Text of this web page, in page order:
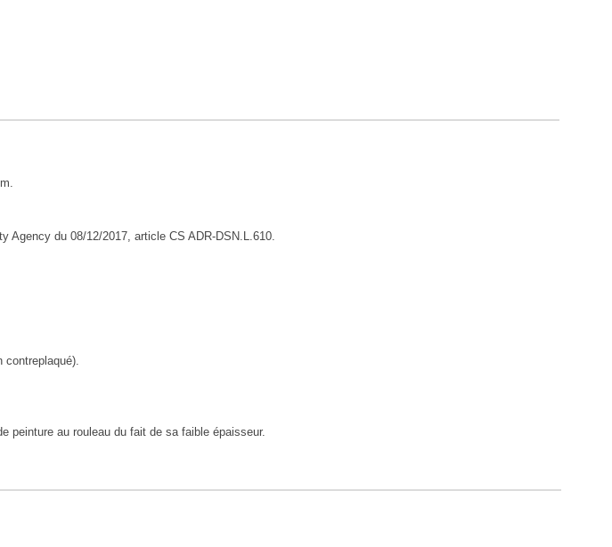
Agency du 08/12/2017, article CS ADR-DSN.L.610.
peinture au rouleau du fait de sa faible épaisseur.